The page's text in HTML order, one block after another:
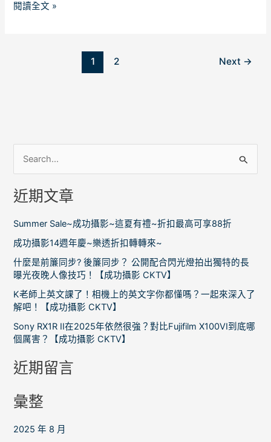
期
閱讀全文 »
1 2 Next →
關
:
近期文章
Summer Sale~成功攝影~這夏有禮~折扣最高可享88折
成功攝影14週年慶~樂透折扣轉轉來~
什麼是前簾同步? 後簾同步？ 公開配合閃光燈拍出獨特的長
曝光夜晚人像技巧！【成功攝影 CKTV】
K老師上英文課了！相機上的英文字你都懂嗎？一起來深入了
解吧！【成功攝影 CKTV】
Sony RX1R II在2025年依然很強？對比Fujifilm X100VI到底哪
個厲害？【成功攝影 CKTV】
近期留言
彙整
2025 年 8 月